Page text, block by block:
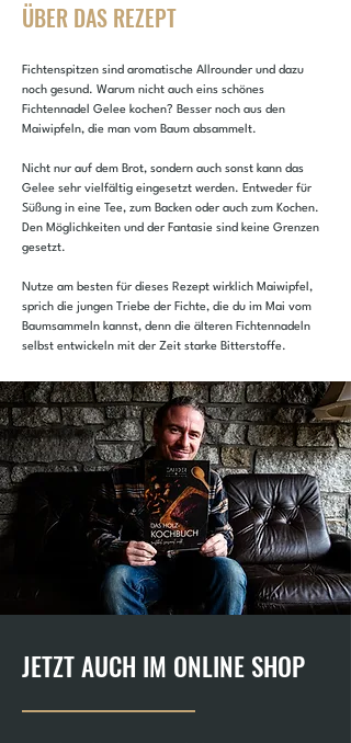
ÜBER DAS REZEPT
Fichtenspitzen sind aromatische Allrounder und dazu
noch gesund. Warum nicht auch eins schönes
Fichtennadel Gelee kochen? Besser noch aus den
Maiwipfeln, die man vom Baum absammelt.
Nicht nur auf dem Brot, sondern auch sonst kann das
Gelee sehr vielfältig eingesetzt werden. Entweder für
Süßung in eine Tee, zum Backen oder auch zum Kochen.
Den Möglichkeiten und der Fantasie sind keine Grenzen
gesetzt.
Nutze am besten für dieses Rezept wirklich Maiwipfel,
sprich die jungen Triebe der Fichte, die du im Mai vom
Baumsammeln kannst, denn die älteren Fichtennadeln
selbst entwickeln mit der Zeit starke Bitterstoffe.
JETZT AUCH IM ONLINE SHOP